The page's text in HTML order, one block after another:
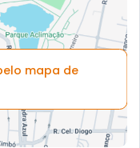
mapa de